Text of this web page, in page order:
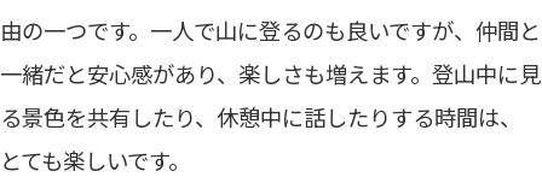
由の一つです。一人で山に登るのも良いですが、仲間と
一緒だと安心感があり、楽しさも増えます。登山中に見
る景色を共有したり、休憩中に話したりする時間は、
とても楽しいです。